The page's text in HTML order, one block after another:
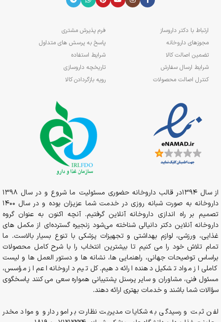
ارتباط با دکتر داروساز
مجوزهای داروخانه
تضمین اصالت کالا
شرایط ارسال سفارش
کنترل اصالت محصولات
فرم پذیرش مشتری
پاسخ به پرسش های متداول
شرایط استفاده
تاریخچه داروسازی
رویه بازگردادن کالا
از سال 1394در قالب داروخانه حضوری مسئولیت ما شروع و در سال 1398
داروخانه به صورت شبانه روزی در خدمت شما عزیزان بوده و در سال 1400
تصمیم بر راه اندازی داروخانه آنلاین گرفتیم. آنچه اکنون به عنوان گروه
داروخانه آنلاین دکتر دانیالی شناخته می‌شود زنجیره گسترده‌ای از مکمل های
غذایی، ورزشی، لوازم بهداشتی و تجهیزات پزشکی با تنوع بسیار بالاست. ما
تمام تلاش خود را می کنیم تا بیشترین انتخاب را با شرح کامل محصولات
براساس توضیحات جهانی، راهنمایی ها، نشانه ها و دستور العمل ها و لیست
کاملی از مواد تشکیل دهنده ارائه دهیم. کل تیم داروخانه اعم از مؤسس،
مسئول فنی، مشاوران و سایر پرسنل پشتیبانی همواره سعی می کنند پاسخگوی
سؤالات شما باشند و خدمات بهتری ارائه دهند.
لفن ثبت و رسیدگی به شکایات مدیریت نظارت بر امور دارو و مواد مخدر